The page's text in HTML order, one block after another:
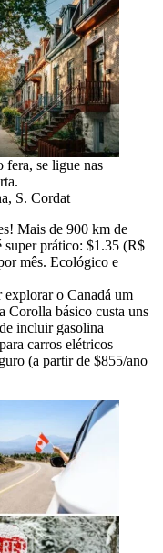
fera, se ligue nas
S. Cordat
Mais de 900 km de
prático: $1.35 (R$
mês. Ecológico e
explorar o Canadá um
Corolla básico custa uns
incluir gasolina
carros elétricos
(a partir de $855/ano